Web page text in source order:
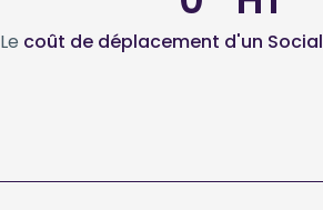
Le coût de déplacement d'un Social